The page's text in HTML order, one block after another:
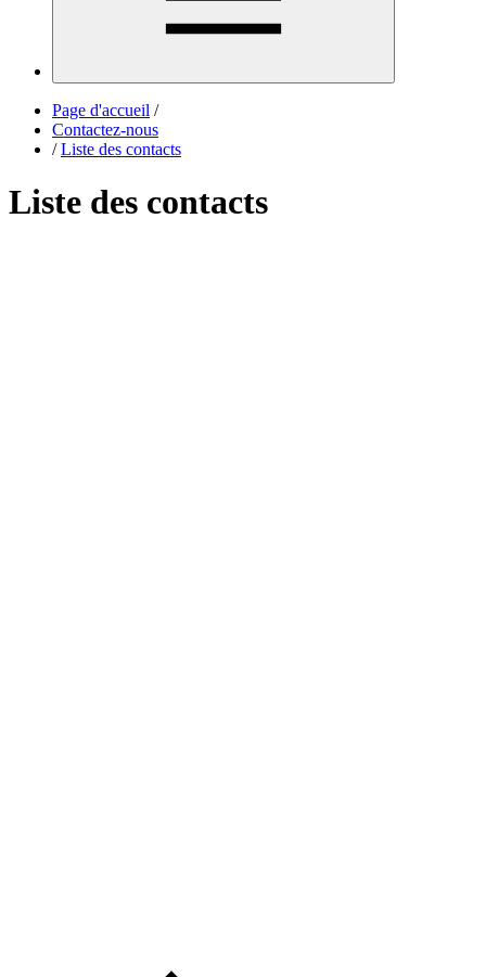
Page d'accueil /
Contactez-nous
/ Liste des contacts
Liste des contacts